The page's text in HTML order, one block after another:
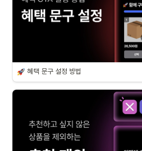
혜택 문구 설정 방법